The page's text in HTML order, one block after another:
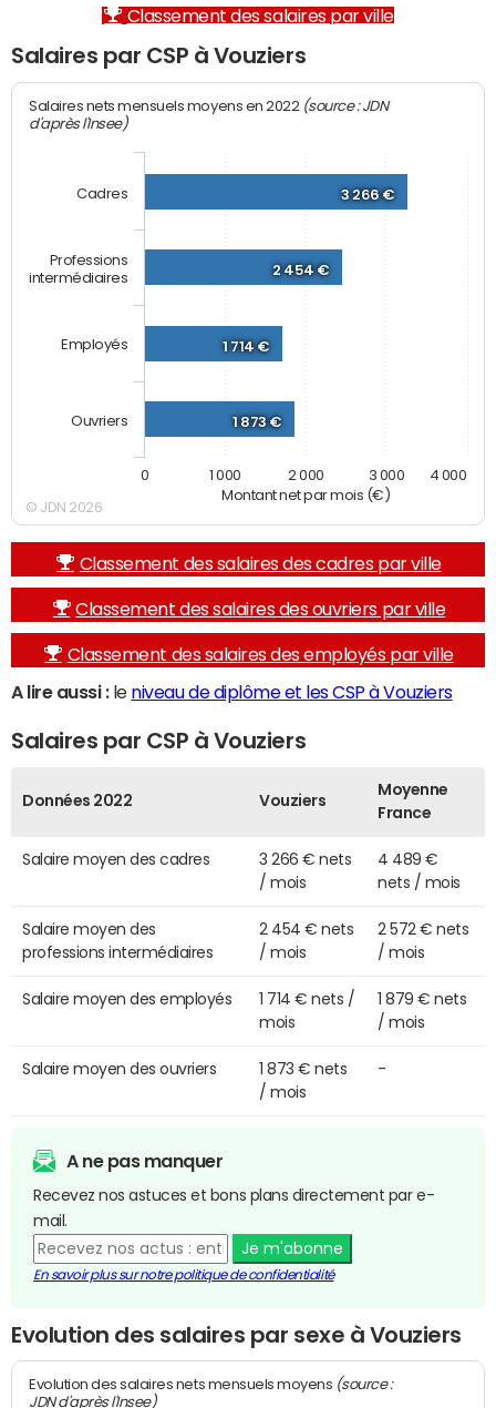
Classement des salaires par ville
Salaires par CSP à Vouziers
Montant net par mois (€)
Salaires nets mensuels moyens en 2022 (source : JDN
d'après l'Insee)
3 266 €
2 454 €
1 714 €
1 873 €
Cadres
Professions
intermédiaires
Employés
Ouvriers
0 1 000 2 000 3 000 4 000
© JDN 2026
Classement des salaires des cadres par ville
Classement des salaires des ouvriers par ville
Classement des salaires des employés par ville
A lire aussi :le niveau de diplôme et les CSP à Vouziers
Salaires par CSP à Vouziers
Données 2022 Vouziers
Moyenne
France
Salaire moyen des cadres
3 266 € nets
/ mois
4 489 €
nets / mois
Salaire moyen des
professions intermédiaires
2 454 € nets
/ mois
2 572 € nets
/ mois
Salaire moyen des employés
1 714 € nets /
mois
1 879 € nets
/ mois
Salaire moyen des ouvriers
1 873 € nets
/ mois
-
A ne pas manquer
Recevez nos astuces et bons plans directement par e-
mail.
Je m'abonne
En savoir plus sur notre politique de confidentialité
Evolution des salaires par sexe à Vouziers
Evolution des salaires nets mensuels moyens (source :
JDN d'après l'Insee)